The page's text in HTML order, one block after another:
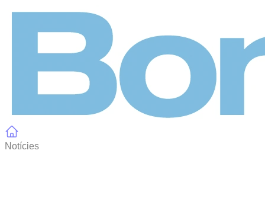
Notícies